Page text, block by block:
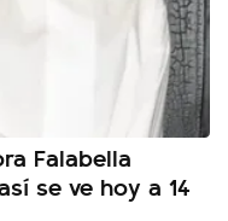
Falabella
se ve hoy a 14